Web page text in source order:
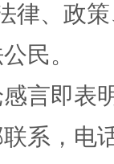
律、政
民。
言即表
系，电